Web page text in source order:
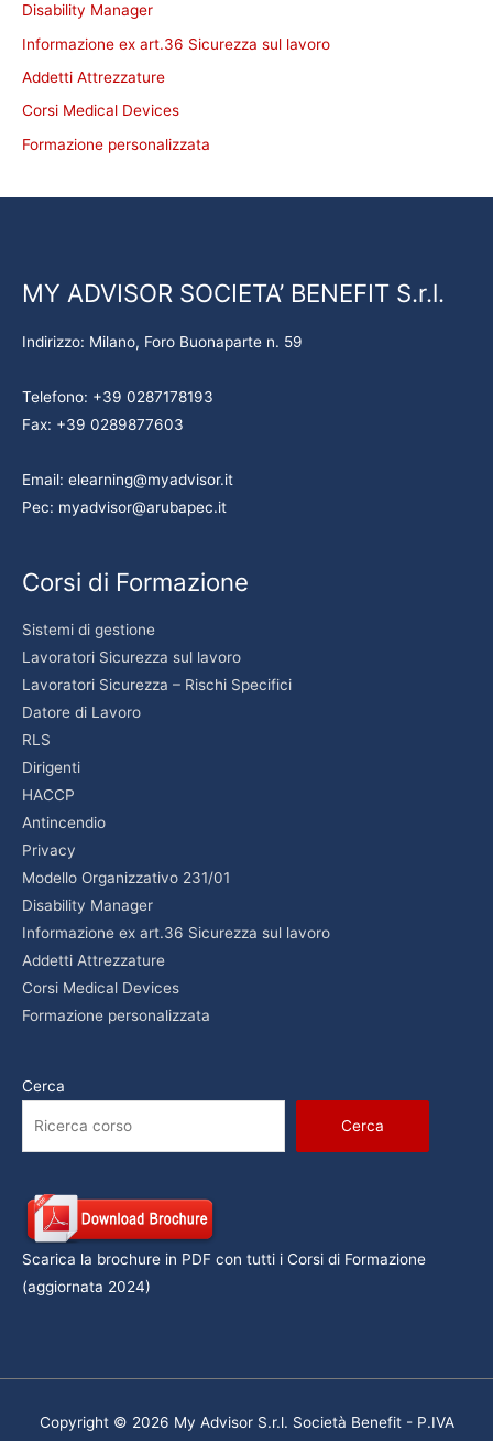
Disability Manager
Informazione ex art.36 Sicurezza sul lavoro
Addetti Attrezzature
Corsi Medical Devices
Formazione personalizzata
MY ADVISOR SOCIETA’ BENEFIT S.r.l.
Indirizzo: Milano, Foro Buonaparte n. 59
Telefono: +39 0287178193
Fax: +39 0289877603
Email: elearning@myadvisor.it
Pec: myadvisor@arubapec.it
Corsi di Formazione
Sistemi di gestione
Lavoratori Sicurezza sul lavoro
Lavoratori Sicurezza – Rischi Specifici
Datore di Lavoro
RLS
Dirigenti
HACCP
Antincendio
Privacy
Modello Organizzativo 231/01
Disability Manager
Informazione ex art.36 Sicurezza sul lavoro
Addetti Attrezzature
Corsi Medical Devices
Formazione personalizzata
Cerca
Cerca
Scarica la brochure in PDF con tutti i Corsi di Formazione
(aggiornata 2024)
Copyright © 2026 My Advisor S.r.l. Società Benefit - P.IVA